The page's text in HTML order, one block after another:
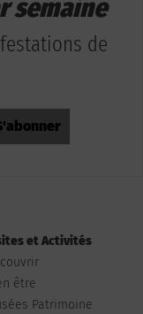
semaine
de
et Activités
être
Patrimoine